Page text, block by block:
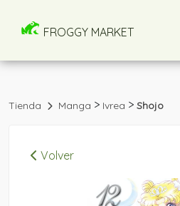
FROGGY MARKET
Tienda Manga > Ivrea > Shojo
Volver